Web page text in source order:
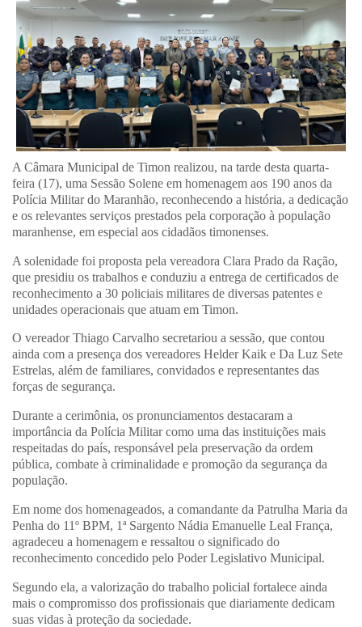
A Câmara Municipal de Timon realizou, na tarde desta quarta-
feira (17), uma Sessão Solene em homenagem aos 190 anos da
Polícia Militar do Maranhão, reconhecendo a história, a dedicação
e os relevantes serviços prestados pela corporação à população
maranhense, em especial aos cidadãos timonenses.
A solenidade foi proposta pela vereadora Clara Prado da Ração,
que presidiu os trabalhos e conduziu a entrega de certificados de
reconhecimento a 30 policiais militares de diversas patentes e
unidades operacionais que atuam em Timon.
O vereador Thiago Carvalho secretariou a sessão, que contou
ainda com a presença dos vereadores Helder Kaik e Da Luz Sete
Estrelas, além de familiares, convidados e representantes das
forças de segurança.
Durante a cerimônia, os pronunciamentos destacaram a
importância da Polícia Militar como uma das instituições mais
respeitadas do país, responsável pela preservação da ordem
pública, combate à criminalidade e promoção da segurança da
população.
Em nome dos homenageados, a comandante da Patrulha Maria da
Penha do 11º BPM, 1ª Sargento Nádia Emanuelle Leal França,
agradeceu a homenagem e ressaltou o significado do
reconhecimento concedido pelo Poder Legislativo Municipal.
Segundo ela, a valorização do trabalho policial fortalece ainda
mais o compromisso dos profissionais que diariamente dedicam
suas vidas à proteção da sociedade.